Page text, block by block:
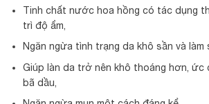
Tinh chất nước hoa hồng có tác dụng
trì độ ẩm,
Ngăn ngừa tình trạng da khô sần và làm
Giúp làn da trở nên khô thoáng hơn, ức
bã dầu,